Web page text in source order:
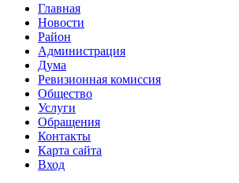
Главная
Новости
Район
Администрация
Дума
Ревизионная комиссия
Общество
Услуги
Обращения
Контакты
Карта сайта
Вход